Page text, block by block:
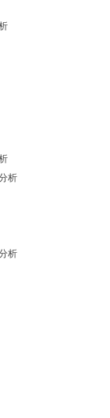
析
析